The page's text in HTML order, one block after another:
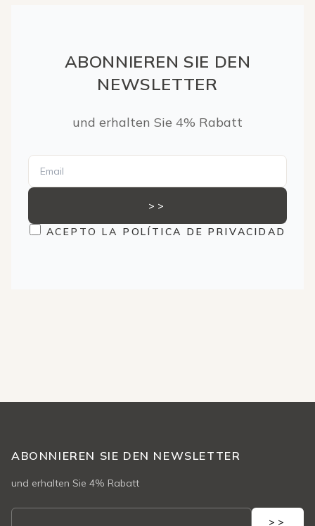
ABONNIEREN SIE DEN
NEWSLETTER
und erhalten Sie 4% Rabatt
ACEPTO LA POLÍTICA DE PRIVACIDAD
ABONNIEREN SIE DEN NEWSLETTER
und erhalten Sie 4% Rabatt